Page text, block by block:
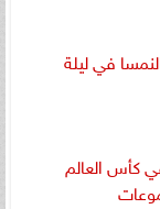
في ليلة
كأس العالم